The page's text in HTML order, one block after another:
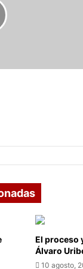
El proceso
Álvaro
10 agosto,